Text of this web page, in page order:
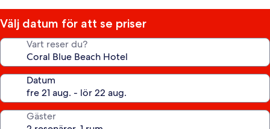
Välj datum för att se priser
Vart reser du?
Datum
Gäster